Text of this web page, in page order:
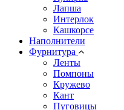
Лапша
Интерлок
Кашкорсе
Наполнители
Фурнитура
Ленты
Помпоны
Кружево
Кант
Пуговицы